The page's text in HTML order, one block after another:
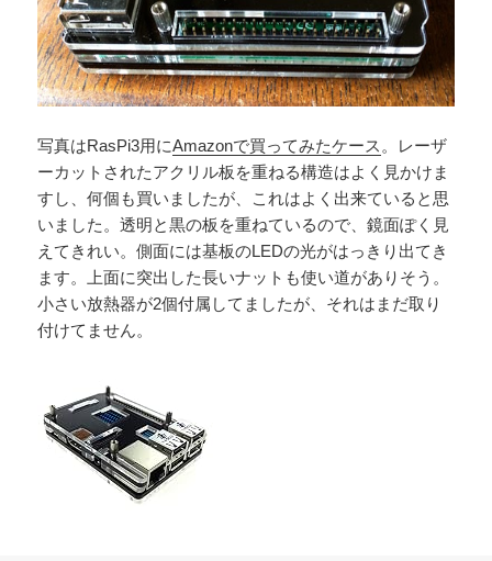
写真はRasPi3用にAmazonで買ってみたケース 。レーザ
ーカットされたアクリル板を重ねる構造はよく見かけま
すし、何個も買いましたが、これはよく出来ていると思
いました。透明と黒の板を重ねているので、鏡面ぽく見
えてきれい。側面には基板のLEDの光がはっきり出てき
ます。上面に突出した長いナットも使い道がありそう。
小さい放熱器が2個付属してましたが、それはまだ取り
付けてません。